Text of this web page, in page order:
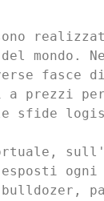
mondo.
fasce di
prezzi
sfide